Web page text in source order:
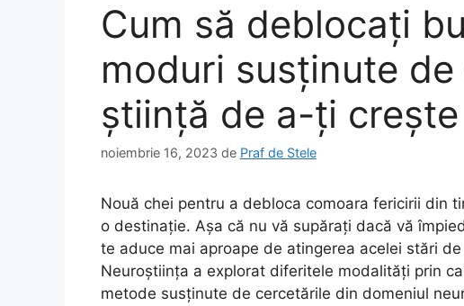
Cum să deblocați
moduri susținute
știință de a-ți
noiembrie 16, 2023 de Praf de Stele
Nouă chei pentru a debloca comoara fericirii din
o destinație. Așa că nu vă supărați dacă vă
te aduce mai aproape de atingerea acelei stări
Neuroștiința a explorat diferitele modalități prin
metode susținute de cercetările din domeniul